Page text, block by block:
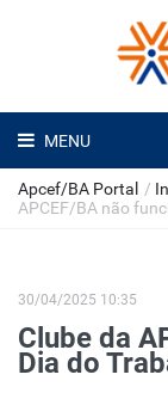
MENU
Apcef/BA Portal /
APCEF/BA não
30/04/2025 10:35
Clube da
Dia do